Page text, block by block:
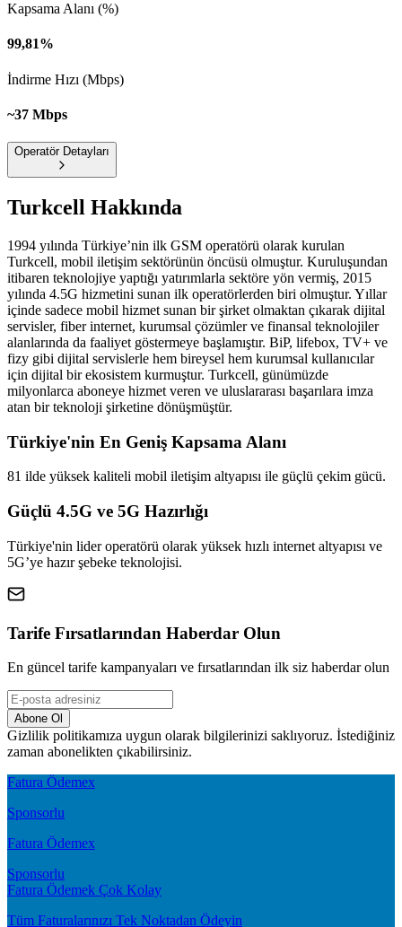
Kapsama Alanı (%)
99,81%
İndirme Hızı (Mbps)
~37 Mbps
Operatör Detayları
Turkcell Hakkında
1994 yılında Türkiye’nin ilk GSM operatörü olarak kurulan
Turkcell, mobil iletişim sektörünün öncüsü olmuştur. Kuruluşundan
itibaren teknolojiye yaptığı yatırımlarla sektöre yön vermiş, 2015
yılında 4.5G hizmetini sunan ilk operatörlerden biri olmuştur. Yıllar
içinde sadece mobil hizmet sunan bir şirket olmaktan çıkarak dijital
servisler, fiber internet, kurumsal çözümler ve finansal teknolojiler
alanlarında da faaliyet göstermeye başlamıştır. BiP, lifebox, TV+ ve
fizy gibi dijital servislerle hem bireysel hem kurumsal kullanıcılar
için dijital bir ekosistem kurmuştur. Turkcell, günümüzde
milyonlarca aboneye hizmet veren ve uluslararası başarılara imza
atan bir teknoloji şirketine dönüşmüştür.
Türkiye'nin En Geniş Kapsama Alanı
81 ilde yüksek kaliteli mobil iletişim altyapısı ile güçlü çekim gücü.
Güçlü 4.5G ve 5G Hazırlığı
Türkiye'nin lider operatörü olarak yüksek hızlı internet altyapısı ve
5G’ye hazır şebeke teknolojisi.
Tarife Fırsatlarından Haberdar Olun
En güncel tarife kampanyaları ve fırsatlarından ilk siz haberdar olun
Abone Ol
Gizlilik politikamıza uygun olarak bilgilerinizi saklıyoruz. İstediğiniz
zaman abonelikten çıkabilirsiniz.
Fatura Ödemex
Sponsorlu
Fatura Ödemex
Sponsorlu
Fatura Ödemek Çok Kolay
Tüm Faturalarınızı Tek Noktadan Ödeyin